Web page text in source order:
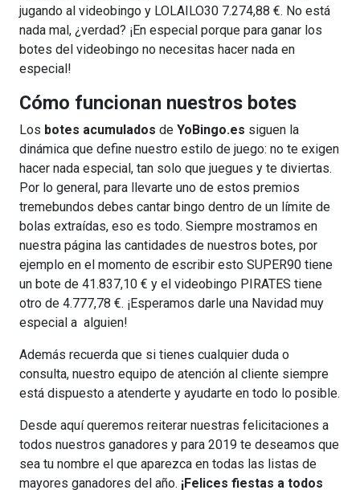
jugando al videobingo y LOLAILO30 7.274,88 €. No está
nada mal, ¿verdad? ¡En especial porque para ganar los
botes del videobingo no necesitas hacer nada en
especial!
Cómo funcionan nuestros botes
Los botes acumulados de YoBingo.es siguen la
dinámica que define nuestro estilo de juego: no te exigen
hacer nada especial, tan solo que juegues y te diviertas.
Por lo general, para llevarte uno de estos premios
tremebundos debes cantar bingo dentro de un límite de
bolas extraídas, eso es todo. Siempre mostramos en
nuestra página las cantidades de nuestros botes, por
ejemplo en el momento de escribir esto SUPER90 tiene
un bote de 41.837,10 € y el videobingo PIRATES tiene
otro de 4.777,78 €. ¡Esperamos darle una Navidad muy
especial a alguien!
Además recuerda que si tienes cualquier duda o
consulta, nuestro equipo de atención al cliente siempre
está dispuesto a atenderte y ayudarte en todo lo posible.
Desde aquí queremos reiterar nuestras felicitaciones a
todos nuestros ganadores y para 2019 te deseamos que
sea tu nombre el que aparezca en todas las listas de
mayores ganadores del año. ¡Felices fiestas a todos